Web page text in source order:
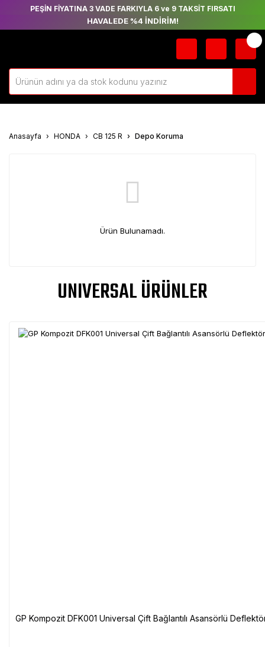
PEŞİN FİYATINA 3 VADE FARKIYLA 6 ve 9 TAKSİT FIRSATI
HAVALEDE %4 İNDİRİM!
Anasayfa HONDA CB 125 R Depo Koruma
Ürün Bulunamadı.
UNIVERSAL ÜRÜNLER
GP Kompozit DFK001 Universal Çift Bağlantılı Asansörlü